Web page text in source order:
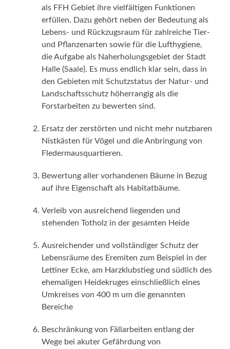
als FFH Gebiet ihre vielfältigen Funktionen
erfüllen. Dazu gehört neben der Bedeutung als
Lebens- und Rückzugsraum für zahlreiche Tier-
und Pflanzenarten sowie für die Lufthygiene,
die Aufgabe als Naherholungsgebiet der Stadt
Halle (Saale). Es muss endlich klar sein, dass in
den Gebieten mit Schutzstatus der Natur- und
Landschaftsschutz höherrangig als die
Forstarbeiten zu bewerten sind.
Ersatz der zerstörten und nicht mehr nutzbaren
Nistkästen für Vögel und die Anbringung von
Fledermausquartieren.
Bewertung aller vorhandenen Bäume in Bezug
auf ihre Eigenschaft als Habitatbäume.
Verleib von ausreichend liegenden und
stehenden Totholz in der gesamten Heide
Ausreichender und vollständiger Schutz der
Lebensräume des Eremiten zum Beispiel in der
Lettiner Ecke, am Harzklubstieg und südlich des
ehemaligen Heidekruges einschließlich eines
Umkreises von 400 m um die genannten
Bereiche
Beschränkung von Fällarbeiten entlang der
Wege bei akuter Gefährdung von